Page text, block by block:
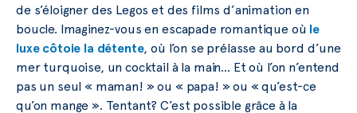
de s’éloigner des Legos et des films d’animation en
boucle. Imaginez-vous en escapade romantique où le
luxe côtoie la détente, où l’on se prélasse au bord d’une
mer turquoise, un cocktail à la main… Et où l’on n’entend
pas un seul « maman! » ou « papa! » ou « qu’est-ce
qu’on mange ». Tentant? C’est possible grâce à la